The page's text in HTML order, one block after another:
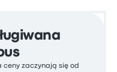
ceny zaczynają się od